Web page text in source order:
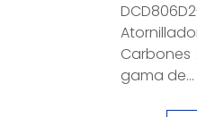
Carbones
gama de...